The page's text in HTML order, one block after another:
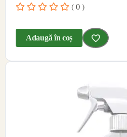
( 0 )
Adaugă în coș